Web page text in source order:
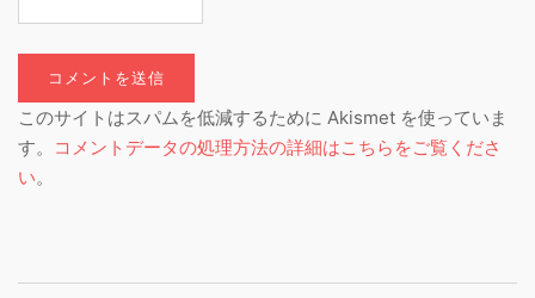
このサイトはスパムを低減するために Akismet を使っていま
す。
コメントデータの処理方法の詳細はこちらをご覧くださ
い。